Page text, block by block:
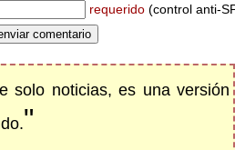
requerido (control anti-
solo noticias, es una versión
"